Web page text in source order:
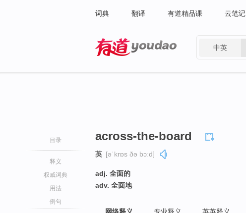
词典 翻译 有道精品课 云笔记
中英
目录
释义
权威词典
用法
例句
across-the-board
英 [əˈkrɒs ðə bɔːd]
adj. 全面的
adv. 全面地